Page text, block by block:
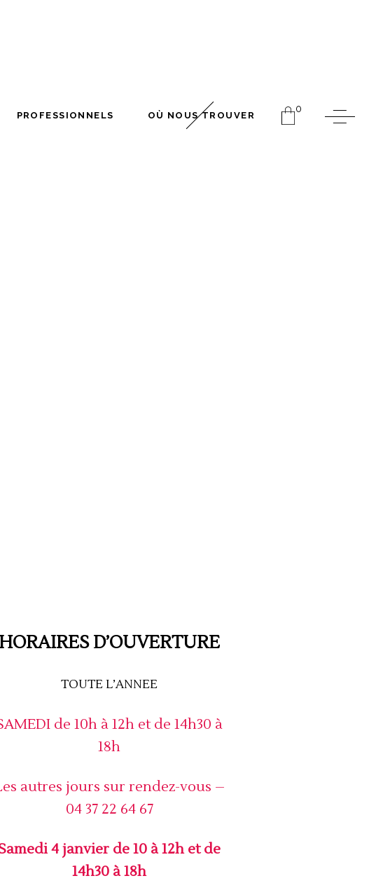
PROFESSIONNELS OÙ NOUS TROUVER
0
HORAIRES D’OUVERTURE
TOUTE L’ANNEE
de 10h à 12h et de 14h30 à
18h
autres jours sur rendez-vous –
04 37 22 64 67
4 janvier de 10 à 12h et de
14h30 à 18h